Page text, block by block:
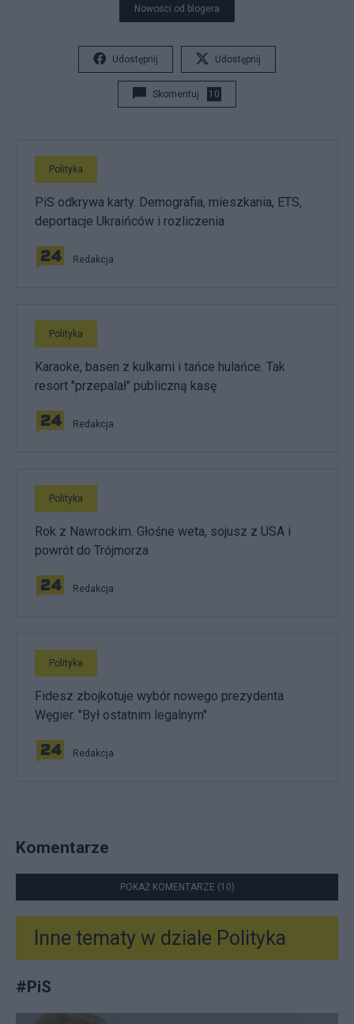
Nowości od blogera
Udostępnij Udostępnij
Skomentuj 10
Polityka
PiS odkrywa karty. Demografia, mieszkania, ETS,
deportacje Ukraińców i rozliczenia
Redakcja
Polityka
Karaoke, basen z kulkami i tańce hulańce. Tak
resort "przepalał" publiczną kasę
Redakcja
Polityka
Rok z Nawrockim. Głośne weta, sojusz z USA i
powrót do Trójmorza
Redakcja
Polityka
Fidesz zbojkotuje wybór nowego prezydenta
Węgier. "Był ostatnim legalnym"
Redakcja
Komentarze
POKAŻ KOMENTARZE (10)
Inne tematy w dziale Polityka
#PiS